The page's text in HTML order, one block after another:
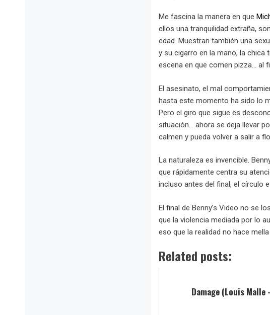
Me fascina la manera en que
ellos una tranquilidad extraña,
edad. Muestran también una
y su cigarro en la mano, la chica
escena en que comen pizza… al
El asesinato, el mal
hasta este momento ha sido lo
Pero el giro que sigue es
situación… ahora se deja llevar
calmen y pueda volver a salir a
La naturaleza es invencible.
que rápidamente centra su
incluso antes del final, el círculo
El final de Benny’s Video no se
que la violencia mediada por lo
eso que la realidad no hace
Related posts:
Damage (Louis Malle